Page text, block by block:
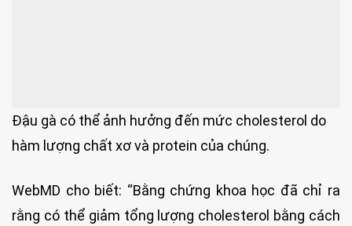
Đậu gà có thể ảnh hưởng đến mức cholesterol do
hàm lượng chất xơ và protein của chúng.
WebMD cho biết: “Bằng chứng khoa học đã chỉ ra
rằng có thể giảm tổng lượng cholesterol bằng cách